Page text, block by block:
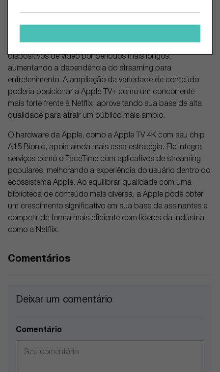
dispositivos de vídeo por períodos mais longos,
aumentando a dependência do streaming para
entretenimento. A ampliação da variedade de conteúdo
poderia posicionar a Apple TV+ como um concorrente
mais forte frente à Netflix, aproveitando sua base de alta
qualidade para atrair um público mais amplo.
O hardware da Apple, como a Apple TV 4K com seu chip
A15 Bionic, apoia ainda mais essa estratégia. Ele integra
serviços como o FaceTime com aplicativos de streaming
populares, melhorando a experiência do usuário dentro do
ecossistema Apple. Ao equilibrar qualidade com uma
biblioteca de conteúdo mais diversa, a Apple pode obter
um crescimento significativo em sua base de assinantes e
competir de forma mais eficiente com líderes da indústria
como a Netflix.
Comentários
Deixar um comentário
Comentário